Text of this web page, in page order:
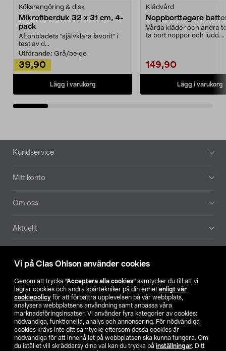
Vi på Clas Ohlson använder cookies
Genom att trycka ”Acceptera alla cookies” samtycker du till att vi
lagrar cookies och andra spårtekniker på din enhet enligt vår
cookiepolicy för att förbättra upplevelsen på vår webbplats,
analysera webbplatsens användning samt anpassa våra
marknadsföringsinsatser. Vi använder fyra kategorier av cookies:
nödvändiga, funktionella, analys och annonsering. För nödvändiga
cookies krävs inte ditt samtycke eftersom dessa cookies är
nödvändiga för att innehållet på webbplatsen ska kunna fungera. Om
du istället vill skräddarsy dina val kan du trycka på inställningar. Ditt
Köksrengöring & disk
Mikrofiberduk 32 x 31 cm, 4-
pack
Aftonbladets "självklara favorit” i
test av d...
Utförande: Grå/beige
39,90
Lägg i varukorg
Klädvård
Noppborttagare
Vårda kläder och andra
ta bort noppor och ludd.
149,90
Lägg i varukorg
Sidfot
Kundservice
Mitt konto
Om oss
Aktuellt
Hitta butik
SE NO FI